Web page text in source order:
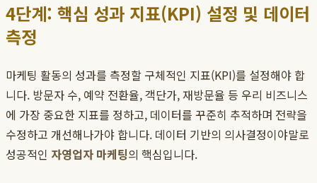
4단계: 핵심 성과 지표(KPI) 설정 및 데이터
측정
마케팅 활동의 성과를 측정할 구체적인 지표(KPI)를 설정해야 합
니다. 방문자 수, 예약 전환율, 객단가, 재방문율 등 우리 비즈니스
에 가장 중요한 지표를 정하고, 데이터를 꾸준히 추적하며 전략을
수정하고 개선해나가야 합니다. 데이터 기반의 의사결정이야말로
성공적인 자영업자 마케팅의 핵심입니다.